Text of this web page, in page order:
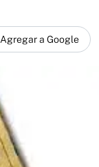
Agregar a Google